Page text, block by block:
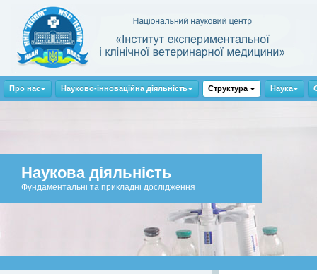
Про нас Науково-інноваційна діяльність Структура Наука
Наукова діяльність
Фундаментальні та прикладні дослідження